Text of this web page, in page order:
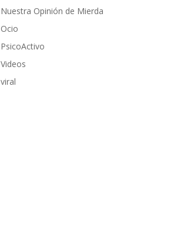
Nuestra Opinión de Mierda
Ocio
PsicoActivo
Videos
viral